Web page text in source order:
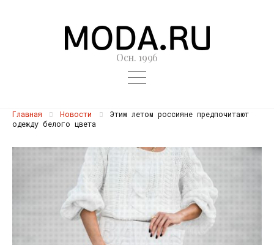
Осн. 1996
Главная Новости
Этим летом россияне предпочитают
одежду белого цвета